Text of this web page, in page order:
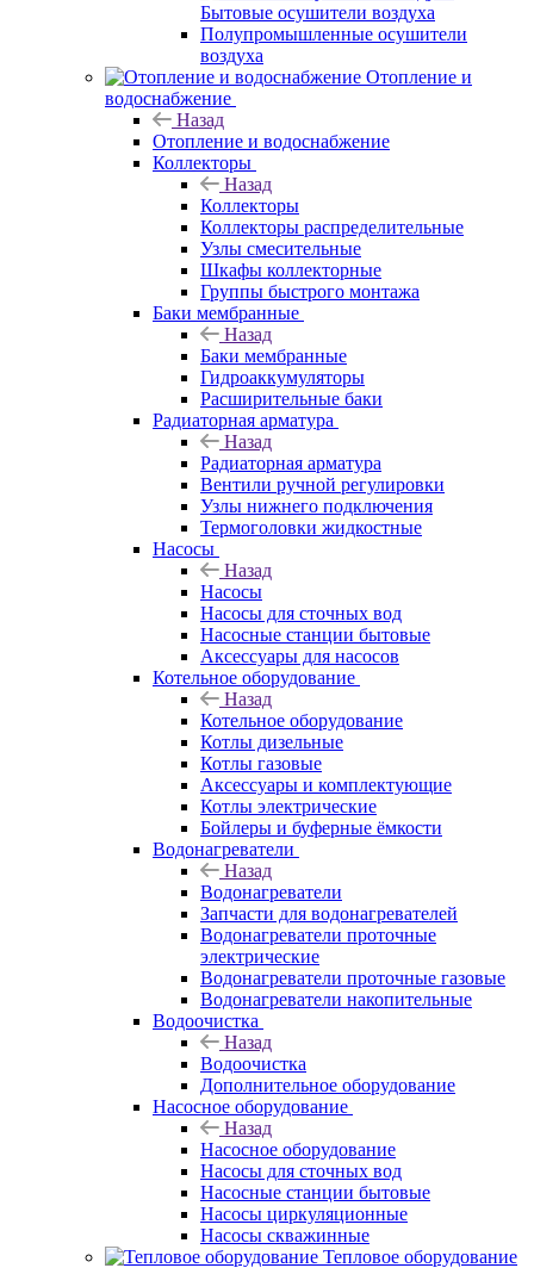
Бытовые осушители воздуха
Полупромышленные осушители
воздуха
Отопление и
водоснабжение
Назад
Отопление и водоснабжение
Коллекторы
Назад
Коллекторы
Коллекторы распределительные
Узлы смесительные
Шкафы коллекторные
Группы быстрого монтажа
Баки мембранные
Назад
Баки мембранные
Гидроаккумуляторы
Расширительные баки
Радиаторная арматура
Назад
Радиаторная арматура
Вентили ручной регулировки
Узлы нижнего подключения
Термоголовки жидкостные
Насосы
Назад
Насосы
Насосы для сточных вод
Насосные станции бытовые
Аксессуары для насосов
Котельное оборудование
Назад
Котельное оборудование
Котлы дизельные
Котлы газовые
Аксессуары и комплектующие
Котлы электрические
Бойлеры и буферные ёмкости
Водонагреватели
Назад
Водонагреватели
Запчасти для водонагревателей
Водонагреватели проточные
электрические
Водонагреватели проточные газовые
Водонагреватели накопительные
Водоочистка
Назад
Водоочистка
Дополнительное оборудование
Насосное оборудование
Назад
Насосное оборудование
Насосы для сточных вод
Насосные станции бытовые
Насосы циркуляционные
Насосы скважинные
Тепловое оборудование